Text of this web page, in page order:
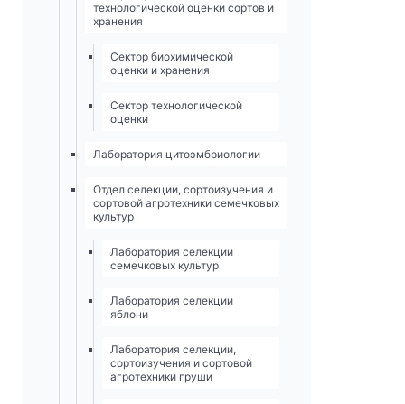
технологической оценки сортов и
хранения
Сектор биохимической
оценки и хранения
Сектор технологической
оценки
Лаборатория цитоэмбриологии
Отдел селекции, сортоизучения и
сортовой агротехники семечковых
культур
Лаборатория селекции
семечковых культур
Лаборатория селекции
яблони
Лаборатория селекции,
сортоизучения и сортовой
агротехники груши